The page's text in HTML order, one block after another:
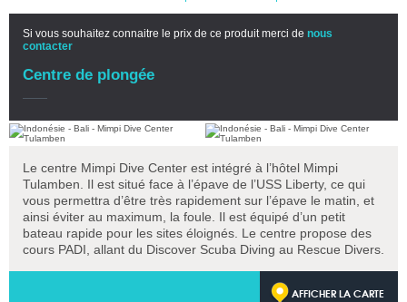
Si vous souhaitez connaitre le prix de ce produit merci de nous
contacter
Centre de plongée
Le centre Mimpi Dive Center est intégré à l’hôtel Mimpi
Tulamben. Il est situé face à l’épave de l’USS Liberty, ce qui
vous permettra d’être très rapidement sur l’épave le matin, et
ainsi éviter au maximum, la foule. Il est équipé d’un petit
bateau rapide pour les sites éloignés. Le centre propose des
cours PADI, allant du Discover Scuba Diving au Rescue Divers.
AFFICHER LA CARTE